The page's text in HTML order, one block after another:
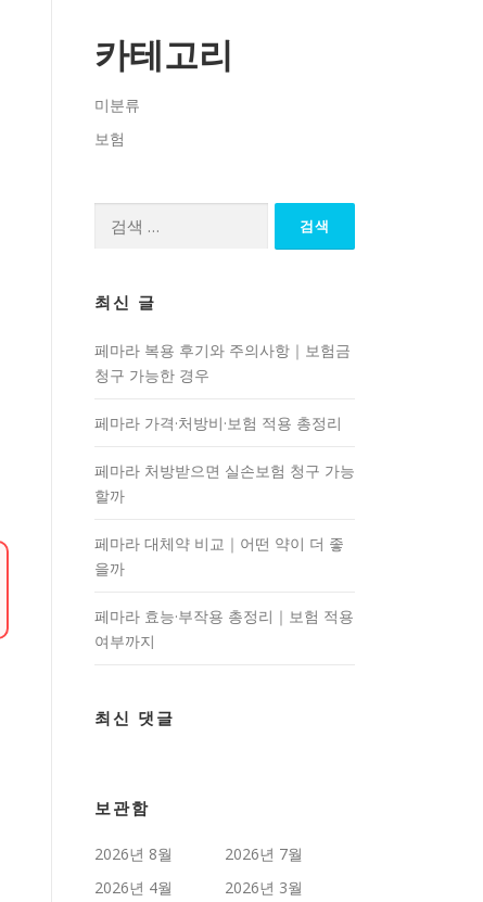
카테고리
미분류
보험
최신 글
페마라 복용 후기와 주의사항｜보험금
청구 가능한 경우
페마라 가격·처방비·보험 적용 총정리
페마라 처방받으면 실손보험 청구 가능
할까
페마라 대체약 비교｜어떤 약이 더 좋
을까
페마라 효능·부작용 총정리｜보험 적용
여부까지
최신 댓글
보관함
2026년 8월
2026년 7월
2026년 4월
2026년 3월